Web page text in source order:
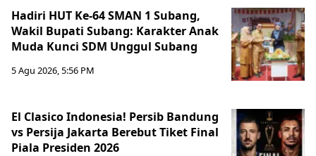
Hadiri HUT Ke-64 SMAN 1 Subang,
Wakil Bupati Subang: Karakter Anak
Muda Kunci SDM Unggul Subang
5 Agu 2026, 5:56 PM
El Clasico Indonesia! Persib Bandung
vs Persija Jakarta Berebut Tiket Final
Piala Presiden 2026